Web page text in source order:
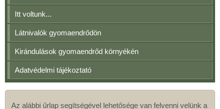
Itt voltunk...
Látnivalók gyomaendrődön
Kirándulások gyomaendrőd környékén
Adatvédelmi tájékoztató
Az alábbi űrlap segítségével lehetősége van felvenni velünk a